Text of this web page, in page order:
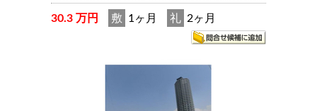
30.3 万円 敷 1ヶ月 礼 2ヶ月